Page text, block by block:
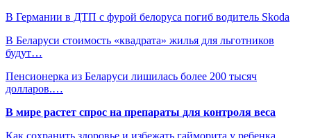
В Германии в ДТП с фурой белоруса погиб водитель Skoda
В Беларуси стоимость «квадрата» жилья для льготников
будут…
Пенсионерка из Беларуси лишилась более 200 тысяч
долларов.…
В мире растет спрос на препараты для контроля веса
Как сохранить здоровье и избежать гайморита у ребенка